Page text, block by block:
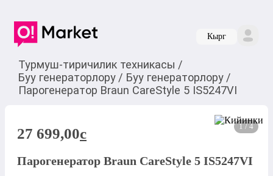
Кырг
Турмуш-тиричилик техникасы /
Буу генераторлору / Буу генераторлору /
Парогенератор Braun CareStyle 5 IS5247VI
1 / 4
27 699,00c
Парогенератор Braun CareStyle 5 IS5247VI